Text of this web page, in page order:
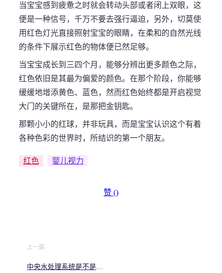
当宝宝感到疲惫之时就会转动头部或者闭上双眼，这
便是一种信号，千万不要去强行逼迫，另外，切莫使
用红色灯光直接照射宝宝的眼睛，在柔和的自然光线
的条件下展示红色的物体便已然足够。
当宝宝成长到三四个月，能够分辨出更多颜色之际，
红色依旧是其最为偏爱的颜色。在那个阶段，你能够
缓缓地增添黄色、蓝色，然而红色始终都是开启视觉
大门的关键所在，是那把金钥匙。
那颗小小的红球，并非玩具，而是宝宝认识这个有着
各种色彩的世界时，所结识的第一个朋友。
红色 婴儿视力
赞 ()
上一篇
中央水处理系统是不是智